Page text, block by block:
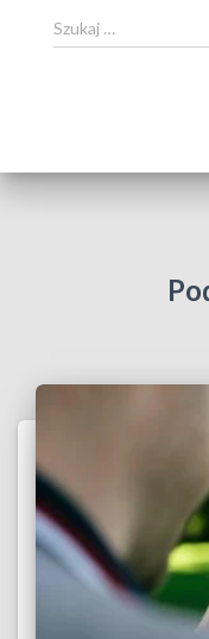
z
:
Szukaj …